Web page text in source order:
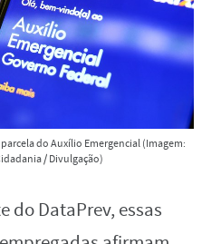
do Auxílio Emergencial (Imagem:
/ Divulgação)
do DataPrev, essas